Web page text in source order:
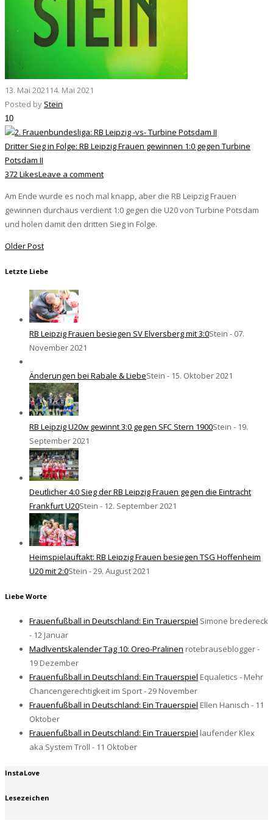
13. Mai 2021 14. Mai 2021
Posted by Stein
10
Dritter Sieg in Folge: RB Leipzig Frauen gewinnen 1:0 gegen Turbine
Potsdam II
372 LikesLeave a comment
Am Ende wurde es noch mal knapp, aber die RB Leipzig Frauen
gewinnen durchaus verdient 1:0 gegen die U20 von Turbine Potsdam
und holen damit den dritten Sieg in Folge.
Older Post
Letzte Liebe
RB Leipzig Frauen besiegen SV Elversberg mit 3:0Stein - 07.
November 2021
Änderungen bei Rabale & LiebeStein - 15. Oktober 2021
RB Leipzig U20w gewinnt 3:0 gegen SFC Stern 1900Stein - 19.
September 2021
Deutlicher 4:0 Sieg der RB Leipzig Frauen gegen die Eintracht
Frankfurt U20Stein - 12. September 2021
Heimspielauftakt: RB Leipzig Frauen besiegen TSG Hoffenheim
U20 mit 2:0Stein - 29. August 2021
Liebe Worte
Frauenfußball in Deutschland: Ein Trauerspiel Simone bredereck
- 12 Januar
Madlventskalender Tag 10: Oreo-Pralinen rotebrauseblogger -
19 Dezember
Frauenfußball in Deutschland: Ein Trauerspiel Equaletics - Mehr
Chancengerechtigkeit im Sport - 29 November
Frauenfußball in Deutschland: Ein Trauerspiel Ellen Hanisch - 11
Oktober
Frauenfußball in Deutschland: Ein Trauerspiel laufender Klex
aka System Troll - 11 Oktober
InstaLove
Lesezeichen